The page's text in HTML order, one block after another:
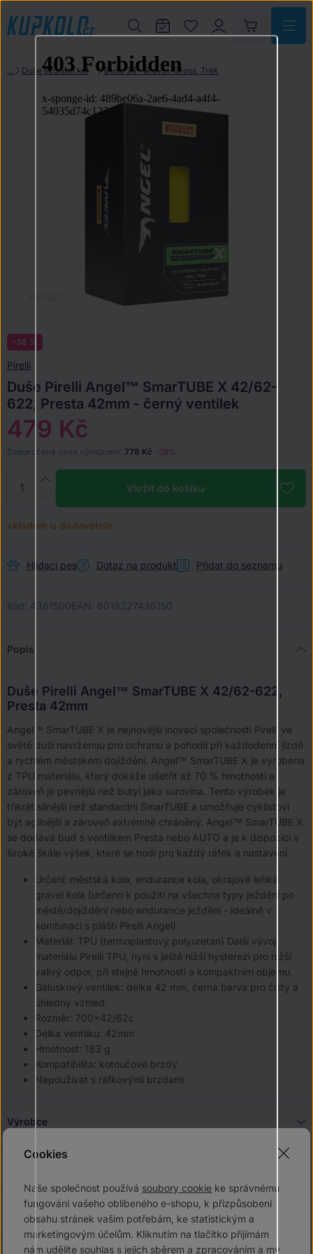
Duše jizdních kol Duše 28" Gravel, Cross, Trek
-38 %
Pirelli
Duše Pirelli Angel™ SmarTUBE X 42/62-
622, Presta 42mm - černý ventilek
479 Kč
Doporučená cena výrobcem: 778 Kč -38%
Vložit do košíku
skladem u dodavatele
Hlídací pes Dotaz na produkt Přidat do seznamu
Kód: 4361500EAN: 8019227436150
Popis
Duše Pirelli Angel™ SmarTUBE X 42/62-622,
Presta 42mm
Angel™ SmarTUBE X je nejnovější inovací společnosti Pirelli ve
světě duší navrženou pro ochranu a pohodlí při každodenní jízdě
a rychlém městském dojíždění. Angel™ SmarTUBE X je vyrobena
z TPU materiálu, který dokáže ušetřit až 70 % hmotnosti a
zároveň je pevnější než butyl jako surovina. Tento výrobek je
třikrát silnější než standardní SmarTUBE a umožňuje cyklistovi
být agilnější a zároveň extrémně chráněný. Angel™ SmarTUBE X
se dodává buď s ventilkem Presta nebo AUTO a je k dispozici v
široké škále výšek, které se hodí pro každý ráfek a nastavení.
Určení: městská kola, endurance kola, okrajově lehká
gravel kola (určeno k použití na všechna typy ježdění po
městě/dojíždění nebo endurance ježdění - ideálně v
kombinaci s plášti Pirelli Angel)
Materiál: TPU (termoplastový polyuretan) Další vývoj
materiálu Pirelli TPU, nyní s ještě nižší hysterezi pro nižší
valivý odpor, při stejné hmotnosti a kompaktním objemu.
Galuskový ventilek: délka 42 mm, černá barva pro čistý a
úhledný vzhled.
Rozměr: 700x42/62c
Délka ventilku: 42mm
Hmotnost: 183 g
Kompatibilita: kotoučové brzdy
Nepoužívat s ráfkovými brzdami
Výrobce
Recenze
Cookies
Naše společnost používá soubory cookie ke správnému
fungování vašeho oblíbeného e-shopu, k přizpůsobení
obsahu stránek vašim potřebám, ke statistickým a
marketingovým účelům. Kliknutím na tlačítko přijímám
nám udělíte souhlas s jejich sběrem a zpracováním a my